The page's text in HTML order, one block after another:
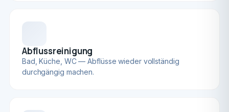
Abflussreinigung
Bad, Küche, WC — Abflüsse wieder vollständig
durchgängig machen.